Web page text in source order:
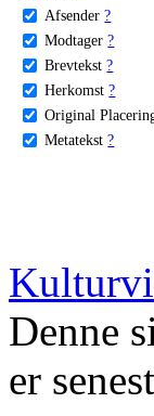
Afsender ?
Modtager ?
Brevtekst ?
Herkomst ?
Original
Metatekst ?
Denne
er